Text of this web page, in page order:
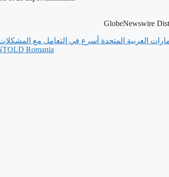
GlobeNewswire
Romania